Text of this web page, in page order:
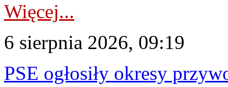
Więcej...
6 sierpnia 2026, 09:19
PSE ogłosiły okresy